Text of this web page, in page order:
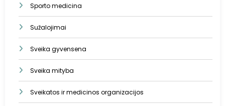
Sporto medicina
Sužalojimai
Sveika gyvensena
Sveika mityba
Sveikatos ir medicinos organizacijos